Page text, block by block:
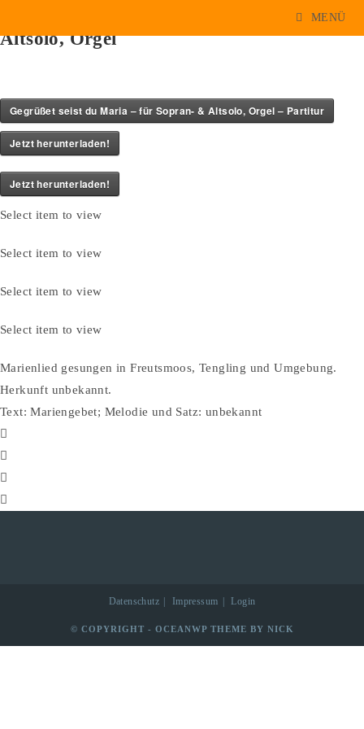
MENÜ
Gegrüßet seist du Maria – für Sopran- &
Altsolo, Orgel
Gegrüßet seist du Maria – für Sopran- & Altsolo, Orgel – Partitur
Jetzt herunterladen!
Jetzt herunterladen!
Select item to view
Select item to view
Select item to view
Select item to view
Marienlied gesungen in Freutsmoos, Tengling und Umgebung.
Herkunft unbekannt.
Text: Mariengebet; Melodie und Satz: unbekannt
Datenschutz Impressum Login
© COPYRIGHT - OCEANWP THEME BY NICK